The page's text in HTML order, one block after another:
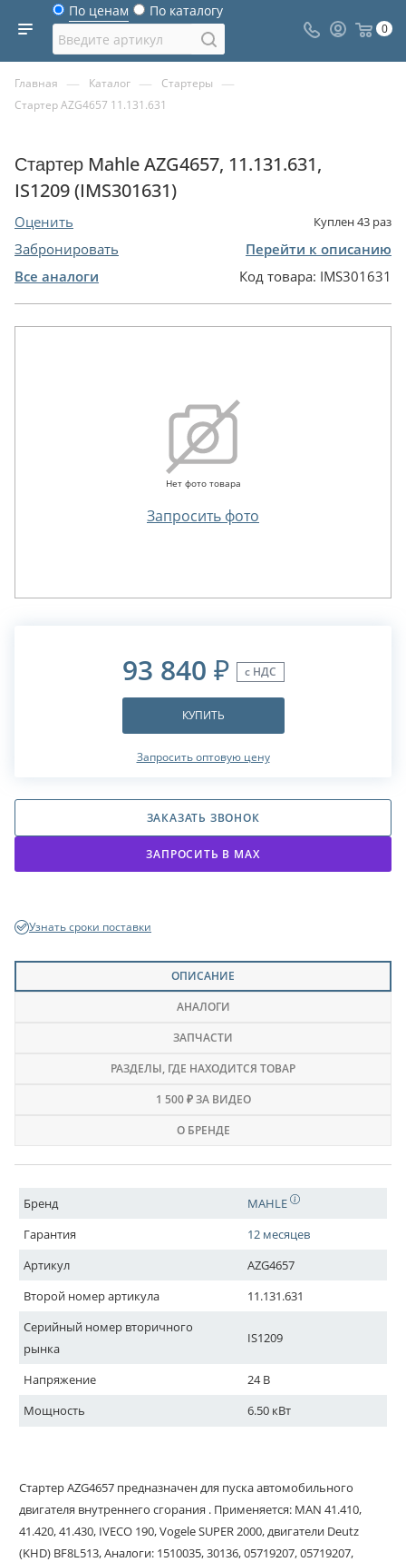
По ценам По каталогу
0
Главная — Каталог — Стартеры —
Стартер AZG4657 11.131.631
Стартер Mahle AZG4657, 11.131.631,
IS1209 (IMS301631)
Оценить Куплен43 раз
Забронировать
Перейти к описанию
Все аналоги
Код товара: IMS301631
Нет фото товара
Запросить фото
93 840 ₽ с НДС
КУПИТЬ
Запросить оптовую цену
ЗАКАЗАТЬ ЗВОНОК
ЗАПРОСИТЬ В МАХ
Узнать сроки поставки
ОПИСАНИЕ
АНАЛОГИ
ЗАПЧАСТИ
РАЗДЕЛЫ, ГДЕ НАХОДИТСЯ ТОВАР
1 500 ₽ ЗА ВИДЕО
О БРЕНДЕ
Бренд
MAHLE
Гарантия
12 месяцев
Артикул
AZG4657
Второй номер артикула
11.131.631
Серийный номер вторичного
рынка
IS1209
Напряжение
24 В
Мощность
6.50 кВт
Стартер AZG4657 предназначен для пуска автомобильного
двигателя внутреннего сгорания . Применяется: MAN 41.410,
41.420, 41.430, IVECO 190, Vogele SUPER 2000, двигатели Deutz
(KHD) BF8L513, Аналоги: 1510035, 30136, 05719207, 05719207,